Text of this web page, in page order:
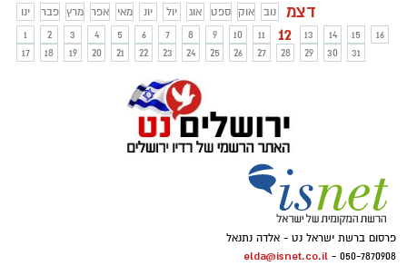
ינו
פבר מרץ אפר מאי יונ יול אוג ספט אוק נוב דצמ
1 2 3 4 5 6 7 8 9 10 11 12 13 14 15
16
17
18 19 20 21 22 23 24 25 26 27 28 29 30 31
פרסום ברשת ישראל נט - אלדה נתנאל
050-7870908 -
elda@isnet.co.il